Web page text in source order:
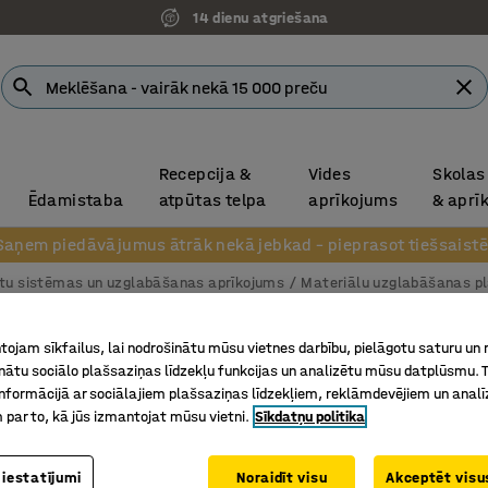
14 dienu atgriešana
Ēdamistaba
Recepcija &
atpūtas telpa
Vides
aprīkojums
&
piedāvājumus ātrāk nekā jebkad – pieprasot
sistēmas un uzglabāšanas aprīkojums Materiālu uzglabāšanas
Krusta
EXPAND
sīkfailus, lai nodrošinātu mūsu vietnes darbību, pielāgotu saturu un
sociālo plašsaziņas līdzekļu funkcijas un analizētu mūsu datplūsmu.
ar sociālajiem plašsaziņas līdzekļiem, reklāmdevējiem un
par to, kā jūs izmantojat mūsu vietni. Sīkdatņu politika
Noraidīt visu Akceptēt